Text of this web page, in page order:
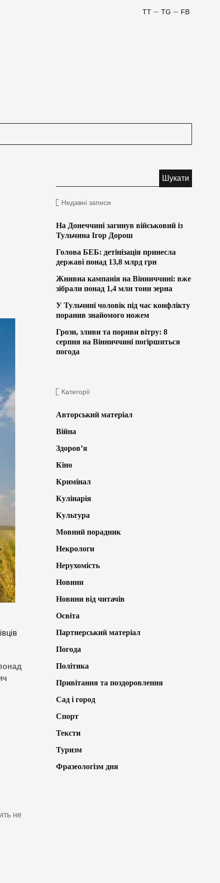
FB
TG
TT
не
Недавні записи
На Донеччині загинув військовий із
Тульчина Ігор Дорош
Голова БЕБ: детінізація принесла
державі понад 13,8 млрд грн
Жнивна кампанія на Вінниччині: вже
зібрали понад 1,4 млн тонн зерна
У Тульчині чоловік під час конфлікту
поранив знайомого ножем
Грози, зливи та пориви вітру: 8
серпня на Вінниччині погіршиться
погода
Категорії
Авторський матеріал
Війна
Здоров’я
Кіно
Кримінал
Кулінарія
Культура
Мовний порадник
Некрологи
Нерухомість
Новини
Новини від читачів
Освіта
Партнерський матеріал
Погода
Політика
Привітання та поздоровлення
Сад і город
Спорт
Тексти
Туризм
Фразеологізм дня